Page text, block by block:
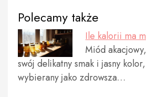
Polecamy także
Ile kalorii ma
Miód
swój delikatny smak i jasny
wybierany jako zdrowsza…